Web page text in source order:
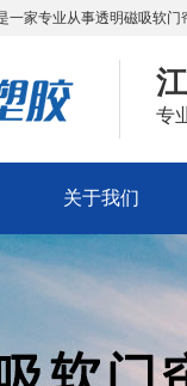
一家专业从事透明磁吸软
专
关于我们